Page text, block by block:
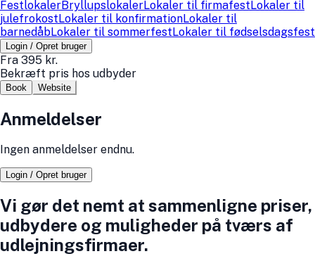
FestlokalerBryllupslokalerLokaler til firmafestLokaler til
julefrokostLokaler til konfirmationLokaler til
barnedåbLokaler til sommerfestLokaler til fødselsdagsfest
Login / Opret bruger
Fra 395 kr.
Bekræft pris hos udbyder
Book Website
Anmeldelser
Ingen anmeldelser endnu.
Login / Opret bruger
Vi gør det nemt at sammenligne priser,
udbydere og muligheder på tværs af
udlejningsfirmaer.